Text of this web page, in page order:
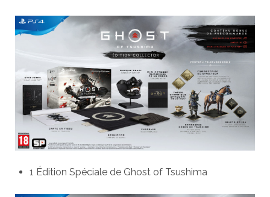
1 Édition Spéciale de Ghost of Tsushima